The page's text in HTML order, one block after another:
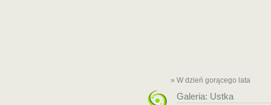
» W dzień gorącego lata
Galeria: Ustka